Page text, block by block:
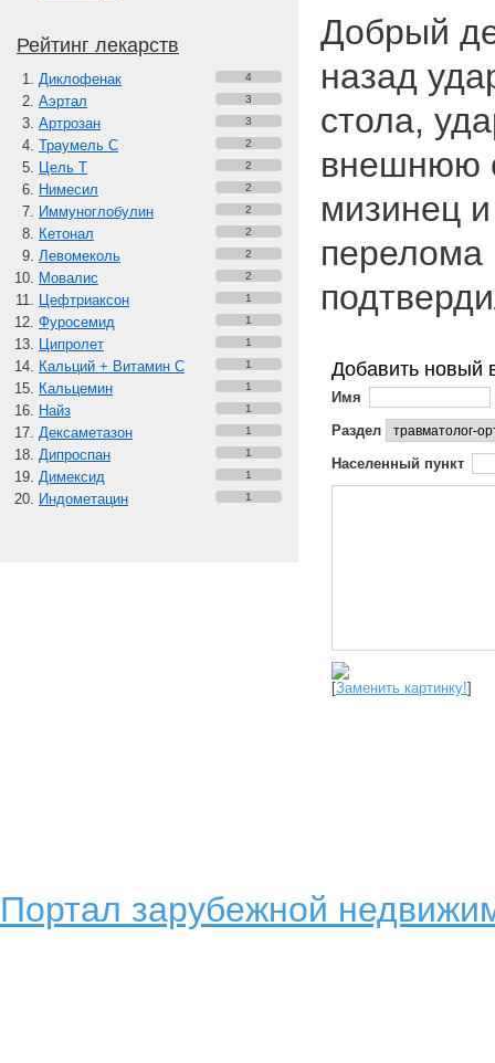
Рейтинг лекарств
Диклофенак 4
Аэртал 3
Артрозан 3
Траумель С 2
Цель Т 2
Нимесил 2
Иммуноглобулин 2
Кетонал 2
Левомеколь 2
Мовалис 2
Цефтриаксон 1
Фуросемид 1
Ципролет 1
Кальций + Витамин C 1
Кальцемин 1
Найз 1
Дексаметазон 1
Дипроспан 1
Димексид 1
Индометацин 1
Добрый
назад
стола,
внешнюю
мизинец и
перелома
Добавить новый
Имя
Раздел
Населенный пункт
[Заменить картинку!]
Портал зарубежной